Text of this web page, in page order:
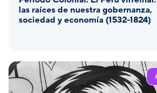
las raíces de nuestra gobernanza,
sociedad y economía (1532-1824)